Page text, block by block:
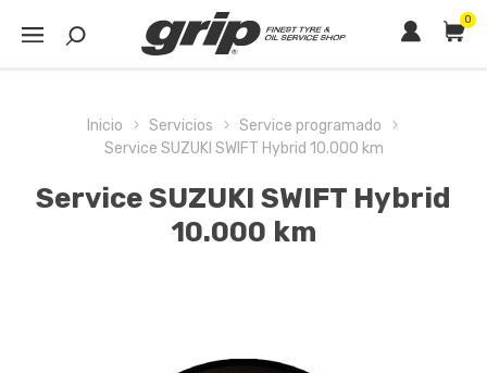
0
Inicio Servicios
Service programado
Service SUZUKI SWIFT Hybrid 10.000 km
Service SUZUKI SWIFT Hybrid
10.000 km